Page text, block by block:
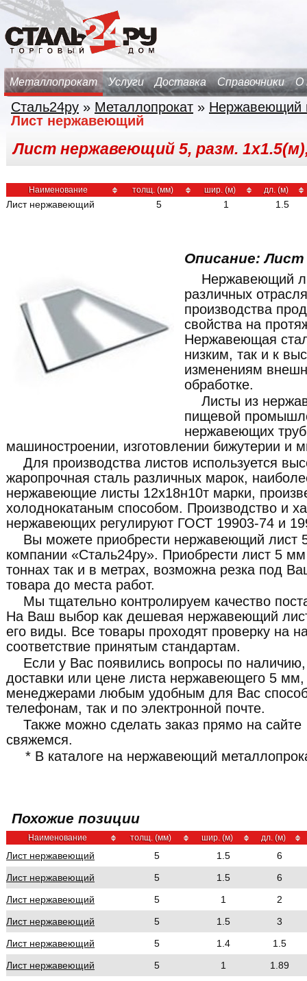
Металлопрокат Услуги Доставка Справочники О
Сталь24ру » Металлопрокат » Нержавеющий
Лист нержавеющий
Лист нержавеющий 5, разм.
Наименование толщ. (мм) шир. (м) дл. (м)
Лист нержавеющий 5 1 1.5
Описание:
Нержавеющий
различных
производства
свойства на
Нержавеющая
низким, так и к
изменениям
обработке.
Листы из
пищевой
нержавеющих
машиностроении, изготовлении бижутерии и
Для производства листов используется
жаропрочная сталь различных марок,
нержавеющие листы 12х18н10т марки,
холоднокатаным способом. Производство и
нержавеющих регулируют ГОСТ 19903-74 и
Вы можете приобрести нержавеющий лист
компании «Сталь24ру». Приобрести лист 5
тоннах так и в метрах, возможна резка под
товара до места работ.
Мы тщательно контролируем качество
На Ваш выбор как дешевая нержавеющий
его виды. Все товары проходят проверку на
соответствие принятым стандартам.
Если у Вас появились вопросы по наличию,
доставки или цене листа нержавеющего 5
менеджерами любым удобным для Вас
телефонам, так и по электронной почте.
Также можно сделать заказ прямо на
свяжемся.
* В каталоге на нержавеющий
Похожие позиции
Наименование толщ. (мм) шир. (м) дл. (м)
Лист нержавеющий 5 1.5
6
Лист нержавеющий
5 1.5
6
Лист нержавеющий
5 1
2
Лист нержавеющий
5 1.5
3
Лист нержавеющий
5 1.4
1.5
Лист нержавеющий
5 1
1.89